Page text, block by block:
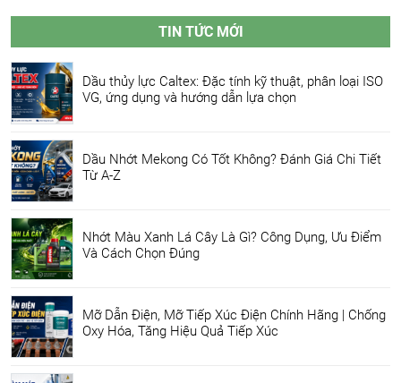
TIN TỨC MỚI
Dầu thủy lực Caltex: Đặc tính kỹ thuật, phân loại ISO
VG, ứng dụng và hướng dẫn lựa chọn
Dầu Nhớt Mekong Có Tốt Không? Đánh Giá Chi Tiết
Từ A-Z
Nhớt Màu Xanh Lá Cây Là Gì? Công Dụng, Ưu Điểm
Và Cách Chọn Đúng
Mỡ Dẫn Điện, Mỡ Tiếp Xúc Điện Chính Hãng | Chống
Oxy Hóa, Tăng Hiệu Quả Tiếp Xúc